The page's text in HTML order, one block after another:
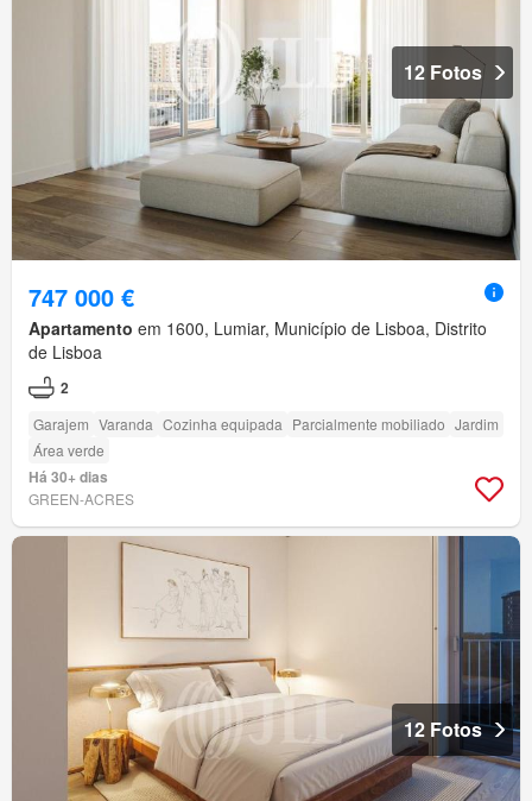
12 Fotos
747 000 €
Apartamento em 1600, Lumiar, Município de Lisboa, Distrito
de Lisboa
2
Garajem Varanda Cozinha equipada Parcialmente mobiliado Jardim
Área verde
Há 30+ dias
GREEN-ACRES
12 Fotos